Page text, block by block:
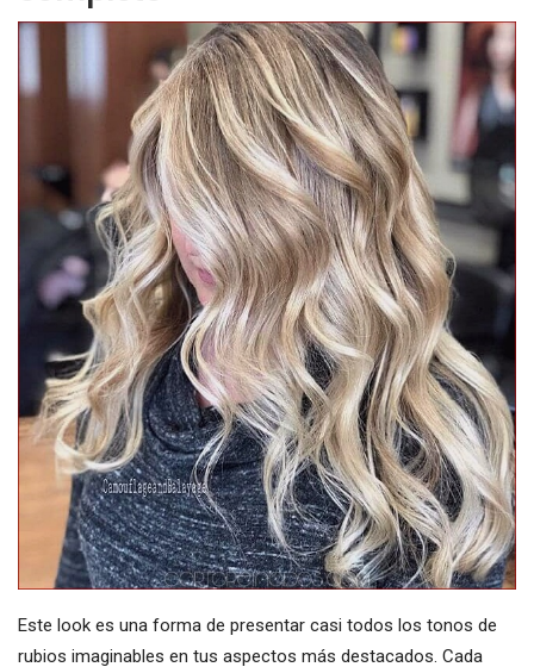
Este look es una forma de presentar casi todos los tonos de
rubios imaginables en tus aspectos más destacados. Cada